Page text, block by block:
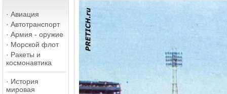
· Авиация
· Автотранспорт
· Армия - оружие
· Морской флот
· Ракеты и
космонавтика
· История
мировая